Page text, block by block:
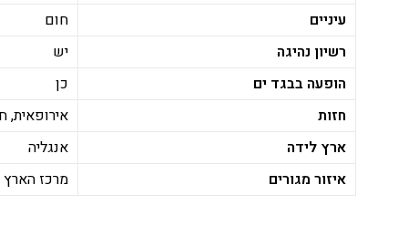
עיניים
חום
רשיון נהיגה
יש
הופעה בבגד ים
כן
חזות
אירופאית,
ארץ לידה
אנגליה
איזור מגורים
מרכז הארץ